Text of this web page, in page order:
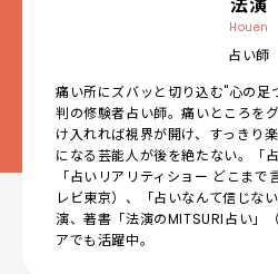
法演
Houen
占い師
痛い所にズバッと切り込む"心の足
判の修験者占い師。痛いところを
け入れれば視界が開け、すっきり
になる芸能人が後を絶たない。「
「占いリアリティショー どこまで
レビ東京）、「占いなんて信じな
演、著書「法演のMITSURI占い」
アでも活躍中。